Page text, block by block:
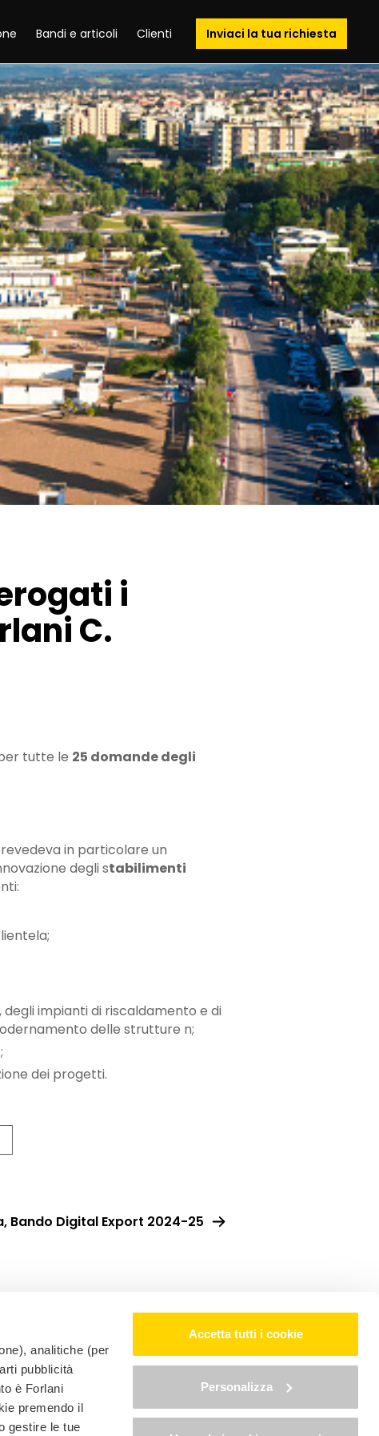
analitiche (per
pubblicità
è Forlani
premendo il
gestire le tue
Accetta tutti i cookie
Personalizza
Inviaci la tua richiesta
Bandi e articoli Clienti
i
C.
tutte le 25 domande degli
in particolare un
degli stabilimenti
impianti di riscaldamento e di
delle strutture n;
dei progetti.
Bando Digital Export 2024-25
LINGUA:
SRL SB - P.Iva 04625180403 Privacy policy